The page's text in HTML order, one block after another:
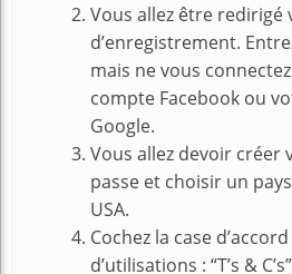
Vous allez être redirigé
d’enregistrement.
mais ne vous
compte Facebook ou
Google.
Vous allez devoir créer
passe et choisir un
USA.
Cochez la case
d’utilisations : “T’s &